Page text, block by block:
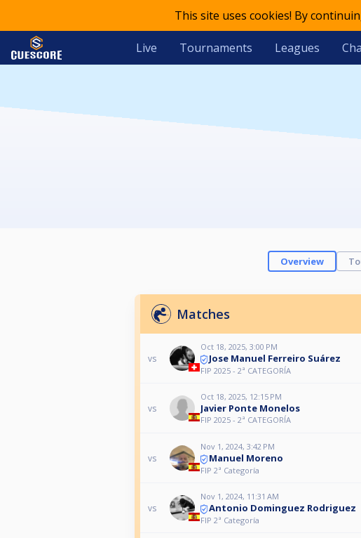
This site uses cookies! By
Live Tournaments Leagues
Overview
Matches
vs
Oct 18, 2025, 3:00 PM
Jose Manuel Ferreiro Suárez
FIP 2025 - 2ª CATEGORÍA
vs
Oct 18, 2025, 12:15 PM
Javier Ponte Monelos
FIP 2025 - 2ª CATEGORÍA
vs
Nov 1, 2024, 3:42 PM
Manuel Moreno
FIP 2ª Categoría
vs
Nov 1, 2024, 11:31 AM
Antonio Dominguez Rodriguez
FIP 2ª Categoría